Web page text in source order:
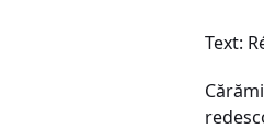
Text: